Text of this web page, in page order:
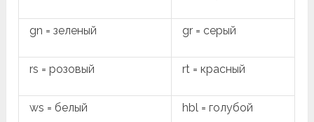
gn = зеленый gr = серый
rs = розовый rt = красный
ws = белый hbl = голубой